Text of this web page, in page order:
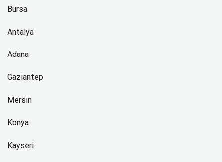
Bursa
Antalya
Adana
Gaziantep
Mersin
Konya
Kayseri